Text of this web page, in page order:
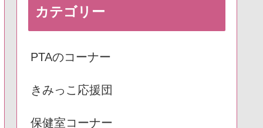
カテゴリー
PTAのコーナー
きみっこ応援団
保健室コーナー